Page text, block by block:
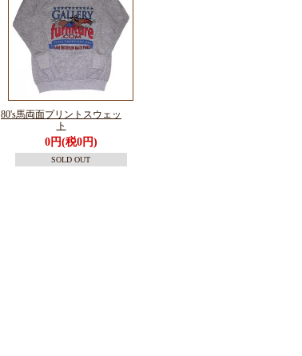
80's馬両面プリントスウェッ
ト
0円(税0円)
SOLD OUT